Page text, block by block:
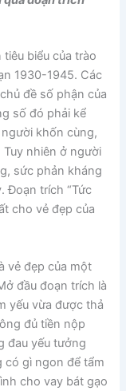
biểu của trào
1930-1945. Các
đề số phận của
số đó phải kể
khốn cùng,
Tuy nhiên ở người
sức phản kháng
Đoạn trích “Tức
cho vẻ đẹp của
vẻ đẹp của một
đầu đoạn trích là
yếu vừa được thả
đủ tiền nộp
đau yếu tưởng
có gì ngon để tẩm
cho vay bát gạo